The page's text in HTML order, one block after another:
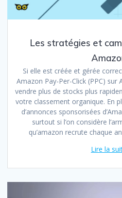
Les stratégies et
Si elle est créée et gérée
Amazon Pay-Per-Click (PPC)
vendre plus de stocks plus
votre classement organique. En
d’annonces sponsorisées
surtout si l’on considère
qu’amazon recrute chaque
Lire la